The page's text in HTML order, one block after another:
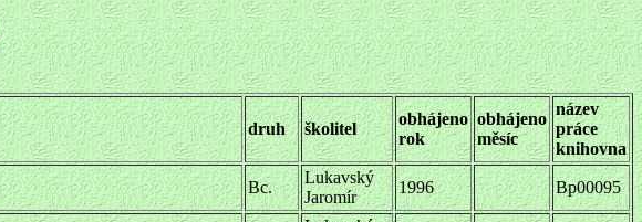
druh školitel
obhájeno
rok
obhájeno
měsíc
název
práce
knihovna
Bc.
Lukavský
Jaromír
1996 Bp00095